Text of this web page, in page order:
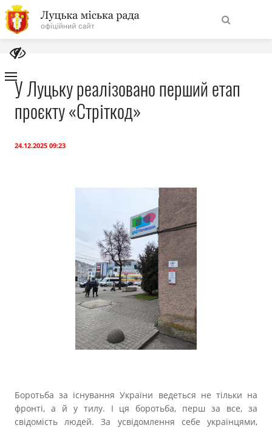
На
головну
Навігація
сайту
Про місто
Бюджет
Публічна інформація
Прозорість влади
Документи
У Луцьку реалізовано перший етап
проєкту «Стріткод»
24.12.2025 09:23
Боротьба за існування України ведеться не тільки на
фронті, а й у тилу. І ця боротьба, перш за все, за
свідомість людей. За усвідомлення себе українцями,